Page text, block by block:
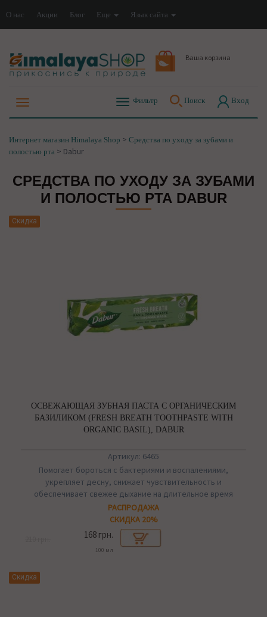
О нас Акции Блог Еще Язык сайта
Ваша корзина
Фильтр Поиск Вход
Интернет магазин Himalaya Shop > Средства по уходу за зубами и
полостью рта > Dabur
СРЕДСТВА ПО УХОДУ ЗА ЗУБАМИ
И ПОЛОСТЬЮ РТА DABUR
Скидка
ОСВЕЖАЮЩАЯ ЗУБНАЯ ПАСТА С ОРГАНИЧЕСКИМ
БАЗИЛИКОМ (FRESH BREATH TOOTHPASTE WITH
ORGANIC BASIL), DABUR
Артикул: 6465
Помогает бороться с бактериями и воспалениями,
укрепляет десну, снижает чувствительность и
обеспечивает свежее дыхание на длительное время
РАСПРОДАЖА
СКИДКА 20%
168 грн.
100 мл
Скидка